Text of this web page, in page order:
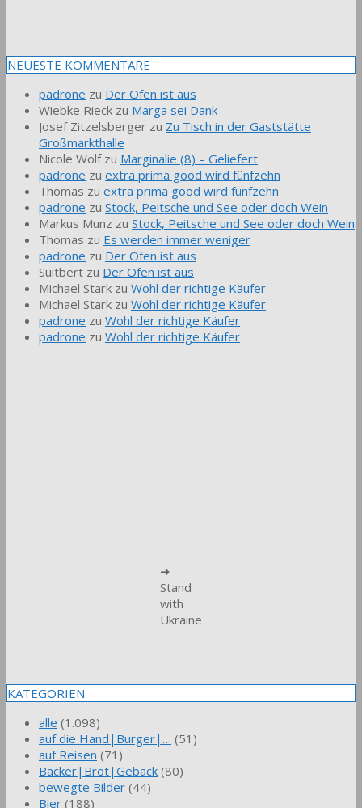
NEUESTE KOMMENTARE
padrone zu Der Ofen ist aus
Wiebke Rieck zu Marga sei Dank
Josef Zitzelsberger zu Zu Tisch in der Gaststätte
Großmarkthalle
Nicole Wolfzu Marginalie (8) – Geliefert
padrone zu extra prima good wird fünfzehn
Thomas zu extra prima good wird fünfzehn
padrone zu Stock, Peitsche und See oder doch Wein
Markus Munz zu Stock, Peitsche und See oder doch Wein
Thomas zu Es werden immer weniger
padrone zu Der Ofen ist aus
Suitbert zu Der Ofen ist aus
Michael Stark zu Wohl der richtige Käufer
Michael Stark zu Wohl der richtige Käufer
padrone zu Wohl der richtige Käufer
padrone zu Wohl der richtige Käufer
➜
Stand
with
Ukraine
KATEGORIEN
alle (1.098)
auf die Hand|Burger|… (51)
auf Reisen (71)
Bäcker|Brot|Gebäck (80)
bewegte Bilder (44)
Bier (188)